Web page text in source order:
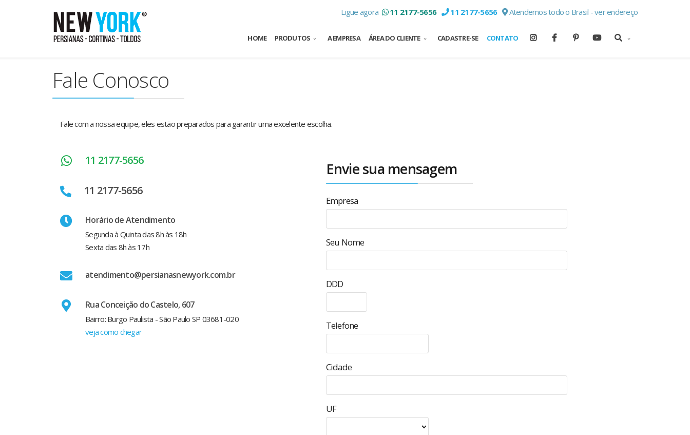
Ligue agora 11 2177-5656 11 2177-5656 Atendemos todo o Brasil - ver endereço
HOME PRODUTOS A EMPRESA ÁREA DO CLIENTE CADASTRE-SE CONTATO
Fale Conosco
Fale com a nossa equipe, eles estão preparados para garantir uma excelente escolha.
11 2177-5656
11 2177-5656
Horário de Atendimento
Segunda à Quinta das 8h às 18h
Sexta das 8h às 17h
atendimento@persianasnewyork.com.br
Rua Conceição do Castelo, 607
Bairro: Burgo Paulista - São Paulo SP 03681-020
veja como chegar
Envie sua mensagem
Empresa
Seu Nome
DDD
Telefone
Cidade
UF